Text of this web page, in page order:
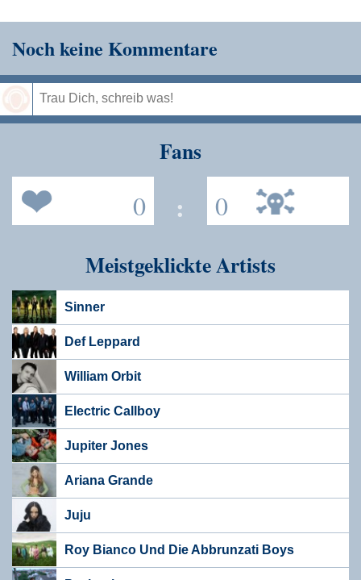
Noch keine Kommentare
Fans
0 : 0
Meistgeklickte Artists
Sinner
Def Leppard
William Orbit
Electric Callboy
Jupiter Jones
Ariana Grande
Juju
Roy Bianco Und Die Abbrunzati Boys